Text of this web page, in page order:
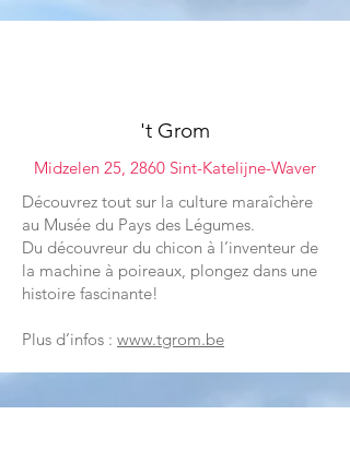
't Grom
Midzelen 25, 2860 Sint-Katelijne-Waver
Découvrez tout sur la culture maraîchère
au Musée du Pays des Légumes.
Du découvreur du chicon à l’inventeur de
la machine à poireaux, plongez dans une
histoire fascinante!
Plus d’infos : www.tgrom.be